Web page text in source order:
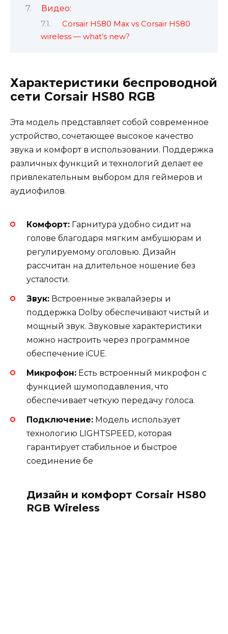
Видео:
Corsair HS80 Max vs Corsair HS80
wireless — what’s new?
Характеристики беспроводной
сети Corsair HS80 RGB
Эта модель представляет собой современное
устройство, сочетающее высокое качество
звука и комфорт в использовании. Поддержка
различных функций и технологий делает ее
привлекательным выбором для геймеров и
аудиофилов.
Комфорт: Гарнитура удобно сидит на
голове благодаря мягким амбушюрам и
регулируемому оголовью. Дизайн
рассчитан на длительное ношение без
усталости.
Звук: Встроенные эквалайзеры и
поддержка Dolby обеспечивают чистый и
мощный звук. Звуковые характеристики
можно настроить через программное
обеспечение iCUE.
Микрофон: Есть встроенный микрофон с
функцией шумоподавления, что
обеспечивает четкую передачу голоса.
Подключение: Модель использует
технологию LIGHTSPEED, которая
гарантирует стабильное и быстрое
соединение бе
Дизайн и комфорт Corsair HS80
RGB Wireless